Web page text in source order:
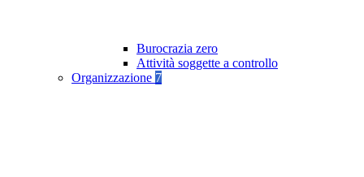
Burocrazia zero
Attività soggette a controllo
Organizzazione 7